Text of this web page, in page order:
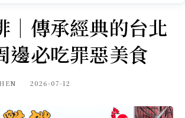
｜傳承經典的台北
邊必吃罪惡美食
2026-07-12